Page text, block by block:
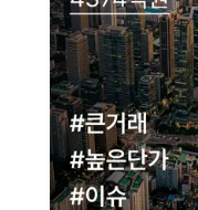
현재 네이버 지도 연결
이용에